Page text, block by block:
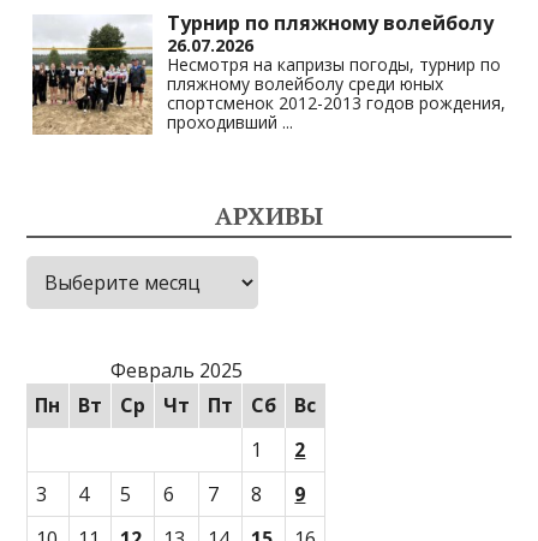
Турнир по пляжному волейболу
26.07.2026
Несмотря на капризы погоды, турнир по
пляжному волейболу среди юных
спортсменок 2012-2013 годов рождения,
проходивший ...
АРХИВЫ
Архивы
Февраль 2025
Пн
Вт Ср Чт Пт Сб
Вс
1
2
3
4 5 6 7 8
9